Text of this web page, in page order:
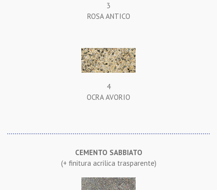
3
ROSA ANTICO
4
OCRA AVORIO
CEMENTO SABBIATO
(+ finitura acrilica trasparente)